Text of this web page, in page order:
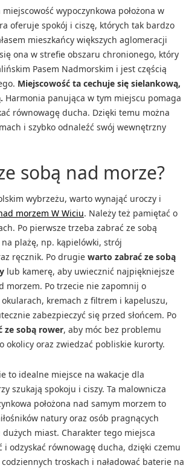
wypoczynkowa położona w
oferuje spokój i ciszę, których tak bardzo
mieszkańcy większych aglomeracji
ona w strefie obszaru chronionego, który
Pasem Nadmorskim i jest częścią
Miejscowość ta cechuje się sielankową,
Harmonia panująca w tym miejscu pomaga
równowagę ducha. Dzięki temu można
i szybko odnaleźć swój wewnętrzny
sobą nad morze?
wybrzeżu, warto wynająć uroczy i
morzem W Wiciu. Należy też pamiętać o
Po pierwsze trzeba zabrać ze sobą
plażę, np. kąpielówki, strój
ręcznik. Po drugie warto zabrać ze sobą
lub kamerę, aby uwiecznić najpiękniejsze
morzem. Po trzecie nie zapomnij o
okularach, kremach z filtrem i kapeluszu,
zabezpieczyć się przed słońcem. Po
ze sobą rower, aby móc bez problemu
okolicy oraz zwiedzać pobliskie kurorty.
to idealne miejsce na wakacje dla
szukają spokoju i ciszy. Ta malownicza
położona nad samym morzem to
natury oraz osób pragnących
dużych miast. Charakter tego miejsca
i odzyskać równowagę ducha, dzięki czemu
troskach i naładować baterie na